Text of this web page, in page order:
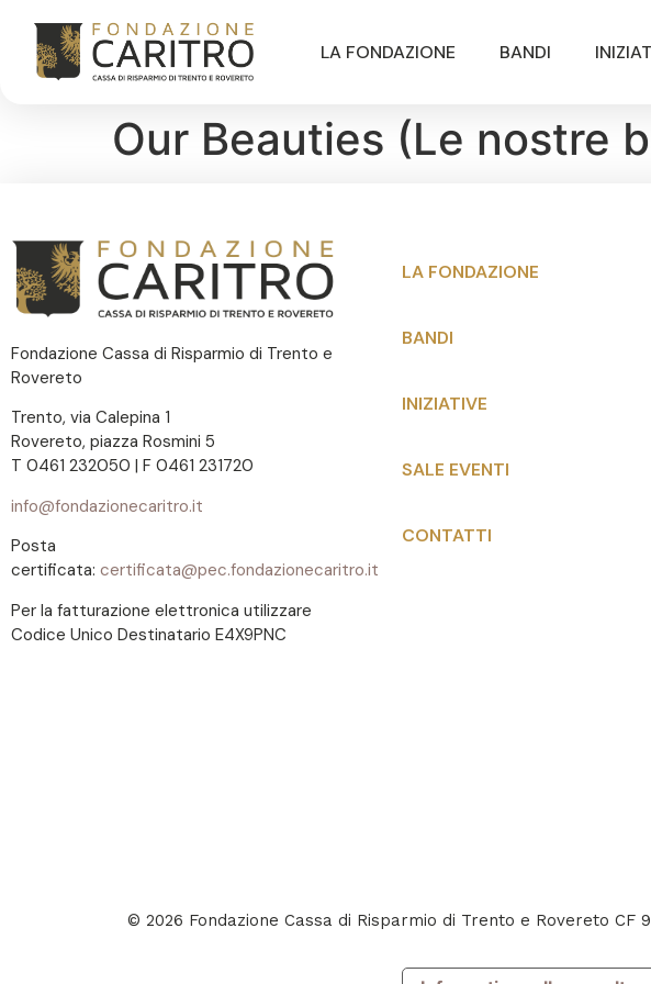
LA FONDAZIONE BANDI
Our Beauties (Le nostre
Fondazione Cassa di Risparmio di Trento e
Rovereto
Trento, via Calepina 1
Rovereto, piazza Rosmini 5
T 0461 232050 | F 0461 231720
info@fondazionecaritro.it
Posta
certificata: certificata@pec.fondazionecaritro.it
Per la fatturazione elettronica utilizzare
Codice Unico Destinatario E4X9PNC
LA FONDAZIONE
BANDI
INIZIATIVE
SALE EVENTI
CONTATTI
© 2026 Fondazione Cassa di Risparmio di Trento e Rovereto CF